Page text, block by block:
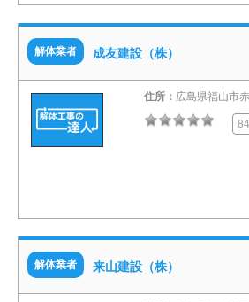
解体業者 成友建設（株）
住所： 広島県福山市
解体業者 来山建設（株）